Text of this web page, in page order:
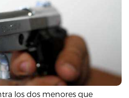
los dos menores que